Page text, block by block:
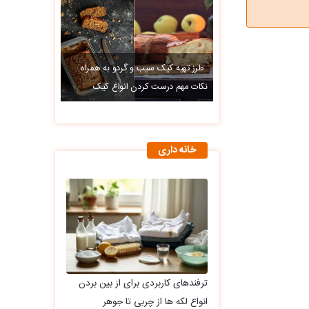
طرز تهیه کیک سیب و گردو به همراه
نکات مهم درست کردن انواع کیک
خانه داری
ترفندهای کاربردی برای از بین بردن
انواع لکه ها از چربی تا جوهر